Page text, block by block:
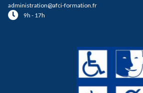
administration@afci-formation.fr
9h - 17h